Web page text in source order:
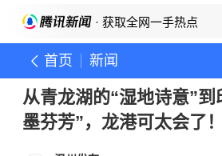
· 获取全网一手热点
首页 新闻
从青龙湖的“湿地诗意”
墨芬芳”，龙港可太会了！